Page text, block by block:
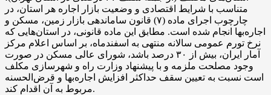
متناسب با شرایط اقتصادی و وضعیت بازار اجاره هر استان، در
چارچوب اجرای ماده (۷) قانون ساماندهی بازار زمین، مسکن و
اجاره‌بها انجام شده است. مطابق این ماده قانونی، در استان‌هایی که
نرخ تورم عمومی سالانه منتهی به اسفندماه، بر اساس اعلام مرکز
آمار ایران، بیش از ۳۰ درصد باشد، شورای عالی مسکن در صورت
وجود مصلحت ملزمه و با پیشنهاد وزارت راه و شهرسازی مکلف
است نسبت به تعیین سقف حداکثر افزایش اجاره‌بها و قرض‌الحسنه
مربوط به آن اقدام کند.